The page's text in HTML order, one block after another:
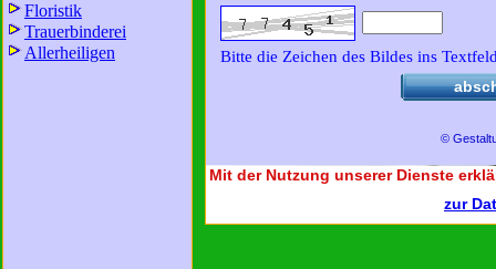
Floristik
Trauerbinderei
Allerheiligen
Bitte die Zeichen des Bildes ins
©
Mit der Nutzung unserer Dienste
zur